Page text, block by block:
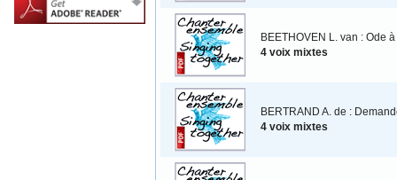
BEETHOVEN L. van : Ode
4 voix mixtes
BERTRAND A. de :
4 voix mixtes